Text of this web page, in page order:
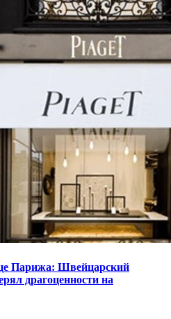
Парижа: Швейцарский
драгоценности на